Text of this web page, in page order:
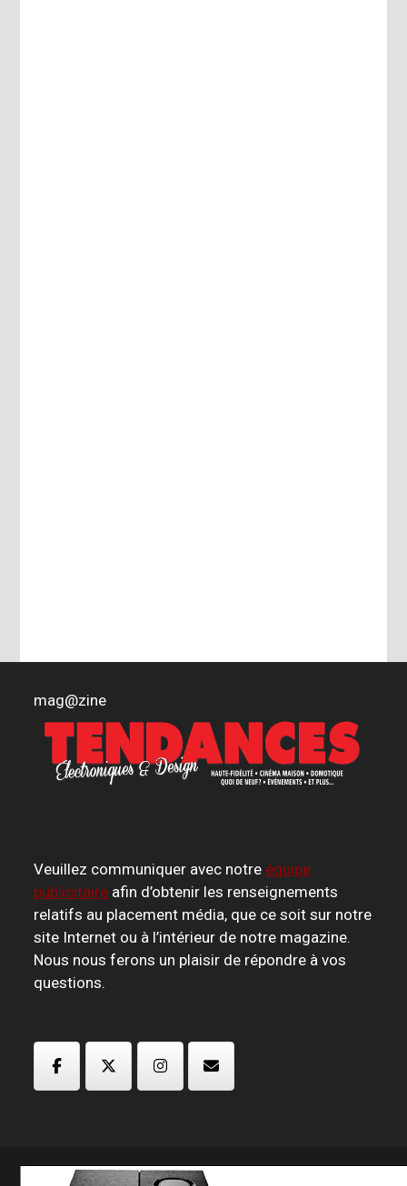
mag@zine
Veuillez communiquer avec notre équipe
publicitaire afin d’obtenir les renseignements
relatifs au placement média, que ce soit sur notre
site Internet ou à l’intérieur de notre magazine.
Nous nous ferons un plaisir de répondre à vos
questions.